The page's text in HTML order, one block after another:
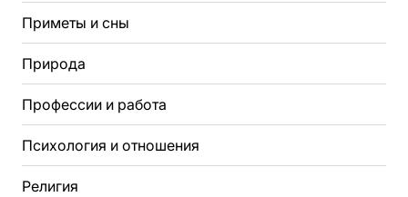
Приметы и сны
Природа
Профессии и работа
Психология и отношения
Религия